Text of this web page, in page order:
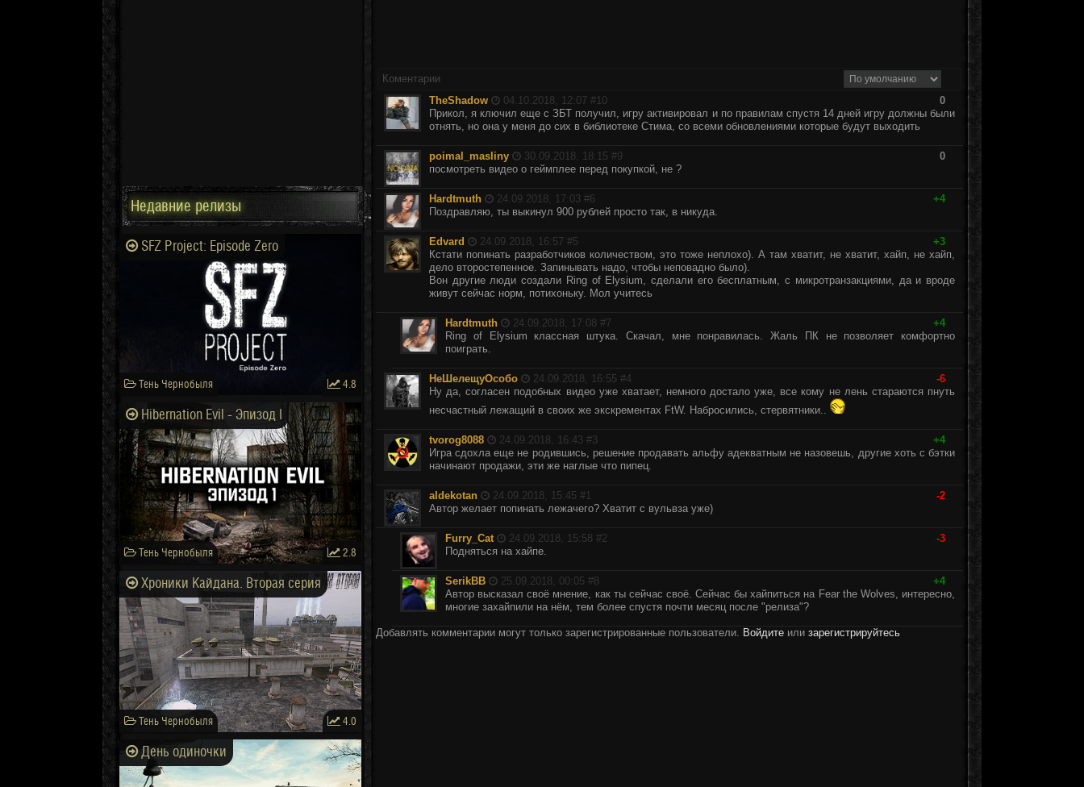
Коментарии
TheShadow
04.10.2018, 12:07 #10
0
Прикол, я ключил еще с ЗБТ получил, игру активировал и по правилам спустя 14 дней игру должны были
отнять, но она у меня до сих в библиотеке Стима, со всеми обновлениями которые будут выходить
poimal_masliny 30.09.2018, 18:15 #9
0
посмотреть видео о геймплее перед покупкой, не ?
Hardtmuth 24.09.2018, 17:03 #6
+4
Поздравляю, ты выкинул 900 рублей просто так, в никуда.
Edvard 24.09.2018, 16:57 #5
+3
Кстати попинать разработчиков количеством, это тоже неплохо). А там хватит, не хватит, хайп, не хайп,
дело второстепенное. Запинывать надо, чтобы неповадно было).
Вон другие люди создали Ring of Elysium, сделали его бесплатным, с микротранзакциями, да и вроде
живут сейчас норм, потихоньку. Мол учитесь
Hardtmuth 24.09.2018, 17:08 #7
+4
Ring of Elysium классная штука. Скачал, мне понравилась. Жаль ПК не позволяет комфортно
поиграть.
НеШелещуОсобо 24.09.2018, 16:55 #4
-6
Ну да, согласен подобных видео уже хватает, немного достало уже, все кому не лень стараются пнуть
несчастный лежащий в своих же экскрементах FtW. Набросились, стервятники..
tvorog8088 24.09.2018, 16:43 #3
+4
Игра сдохла еще не родившись, решение продавать альфу адекватным не назовешь, другие хоть с бэтки
начинают продажи, эти же наглые что пипец.
aldekotan 24.09.2018, 15:45 #1
-2
Автор желает попинать лежачего? Хватит с вульвза уже)
Furry_Cat 24.09.2018, 15:58 #2
-3
Подняться на хайпе.
SerikBB 25.09.2018, 00:05 #8
+4
Автор высказал своё мнение, как ты сейчас своё. Сейчас бы хайпиться на Fear the Wolves, интересно,
многие захайпили на нём, тем более спустя почти месяц после "релиза"?
Добавлять комментарии могут только зарегистрированные пользователи. Войдите или зарегистрируйтесь
Недавние релизы
SFZ Project: Episode Zero
Тень Чернобыля 4.8
Hibernation Evil - Эпизод I
Тень Чернобыля 2.8
Хроники Кайдана. Вторая серия
Тень Чернобыля 4.0
День одиночки